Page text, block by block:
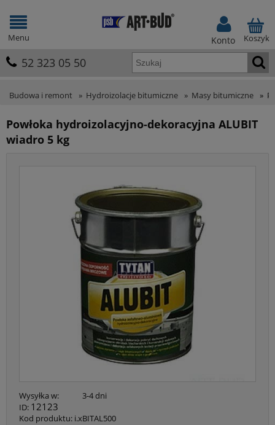
Koszyk
Konto
52 323 05 50
Menu
Budowa i remont » Hydroizolacje bitumiczne » Masy bitumiczne »
Powłoka hydroizolacyjno-dekoracyjna ALUBIT
wiadro 5 kg
Wysyłka w:
3-4 dni
ID: 12123
Kod produktu: i.xBITAL500